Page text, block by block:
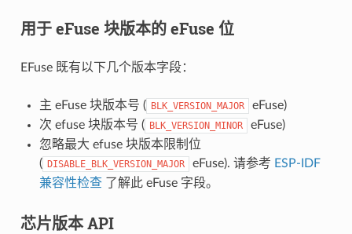
用于 eFuse 块版本的 eFuse 位
EFuse 既有以下几个版本字段：
主 eFuse 块版本号 ( BLK_VERSION_MAJOR
eFuse)
次 efuse 块版本号 ( BLK_VERSION_MINOR
eFuse)
忽略最大 efuse 块版本限制位
( DISABLE_BLK_VERSION_MAJOR eFuse). 请参考 ESP-IDF
兼容性检查了解此 eFuse 字段。
芯片版本 API